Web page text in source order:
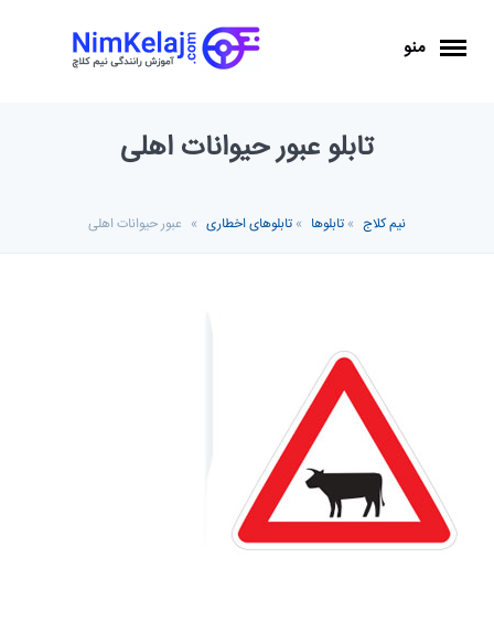
منو
تابلو عبور حیوانات اهلی
نیم کلاج » تابلوها » تابلوهای اخطاری » عبور حیوانات اهلی